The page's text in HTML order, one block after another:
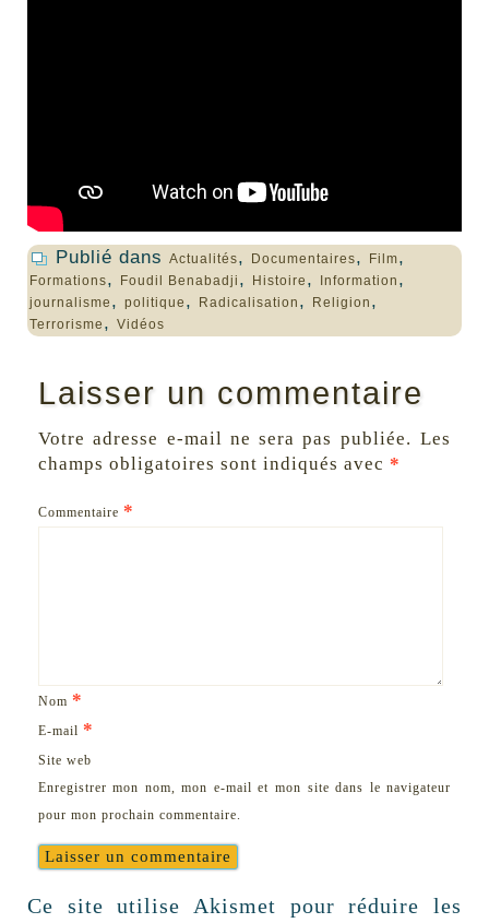
Publié dans Actualités, Documentaires, Film,
Formations, Foudil Benabadji , Histoire , Information ,
journalisme , politique , Radicalisation , Religion ,
Terrorisme , Vidéos
Laisser un commentaire
Votre adresse e-mail ne sera pas publiée. Les
champs obligatoires sont indiqués avec *
Commentaire *
Nom *
E-mail *
Site web
Enregistrer mon nom, mon e-mail et mon site dans le navigateur
pour mon prochain commentaire.
Ce site utilise Akismet pour réduire les